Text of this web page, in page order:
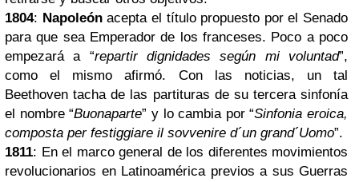
1804: Napoleónacepta el título propuesto por el Senado
para que sea Emperador de los franceses. Poco a poco
empezará a “repartir dignidades según mi voluntad”,
como el mismo afirmó. Con las noticias, un tal
Beethoven tacha de las partituras de su tercera sinfonía
el nombre “Buonaparte” y lo cambia por “Sinfonia eroica,
composta per festiggiare il sovvenire d´un grand´Uomo”.
1811: En el marco general de los diferentes movimientos
revolucionarios en Latinoamérica previos a sus Guerras